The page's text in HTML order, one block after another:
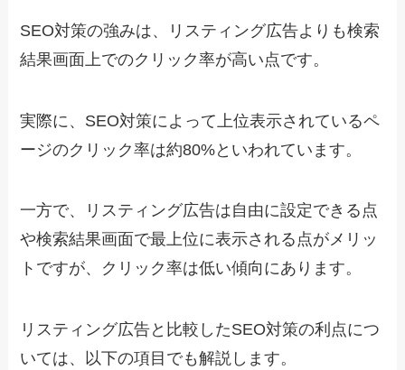
SEO対策の強みは、リスティング広告よりも検索
結果画面上でのクリック率が高い点です。
実際に、SEO対策によって上位表示されているペ
ージのクリック率は約80%といわれています。
一方で、リスティング広告は自由に設定できる点
や検索結果画面で最上位に表示される点がメリッ
トですが、クリック率は低い傾向にあります。
リスティング広告と比較したSEO対策の利点につ
いては、以下の項目でも解説します。